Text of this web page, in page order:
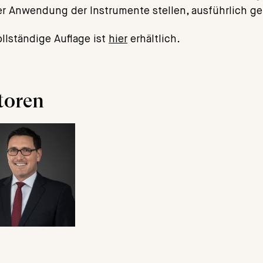
Anwendung der Instrumente stellen, ausführlich
Auflage ist hier erhältlich.